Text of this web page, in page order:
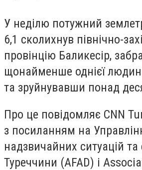
У неділю потужний
6,1 сколихнув північно-
провінцію Баликесір,
щонайменше однієї
та зруйнувавши понад
Про це повідомляє CNN
з посиланням на
надзвичайних ситуацій та
Туреччини (AFAD) і